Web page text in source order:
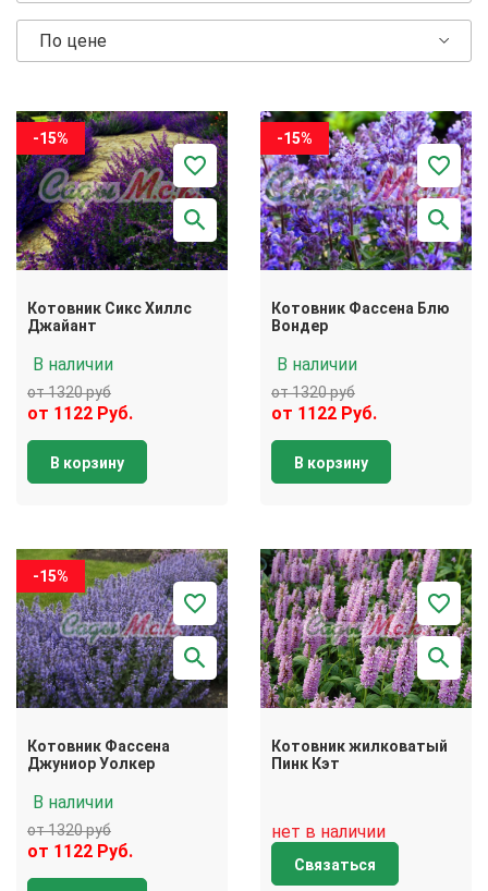
По цене
-15%
Котовник Сикс Хиллс
Джайант
В наличии
от 1320 руб
от 1122 Руб.
В корзину
-15%
Котовник Фассена Блю
Вондер
В наличии
от 1320 руб
от 1122 Руб.
В корзину
-15%
Котовник Фассена
Джуниор Уолкер
В наличии
от 1320 руб
от 1122 Руб.
Котовник жилковатый
Пинк Кэт
нет в наличии
Связаться